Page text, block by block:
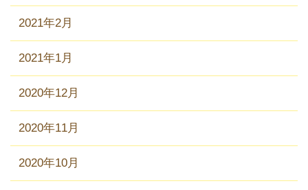
2021年2月
2021年1月
2020年12月
2020年11月
2020年10月